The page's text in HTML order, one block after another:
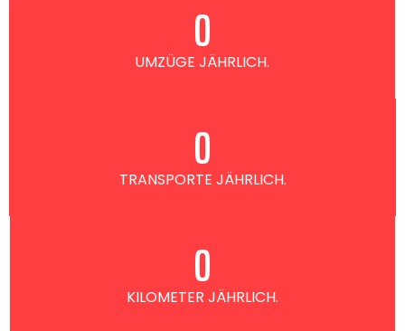
UMZÜGE JÄHRLICH.
0
TRANSPORTE JÄHRLICH.
0
KILOMETER JÄHRLICH.
0